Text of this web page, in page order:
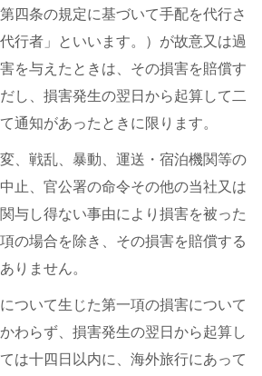
四条の規定に基づいて手配を代行さ
行者」といいます。）が故意又は過
を与えたときは、その損害を賠償す
し、損害発生の翌日から起算して二
通知があったときに限ります。
、戦乱、暴動、運送・宿泊機関等の
止、官公署の命令その他の当社又は
与し得ない事由により損害を被った
の場合を除き、その損害を賠償する
りません。
ついて生じた第一項の損害について
わらず、損害発生の翌日から起算し
は十四日以内に、海外旅行にあって